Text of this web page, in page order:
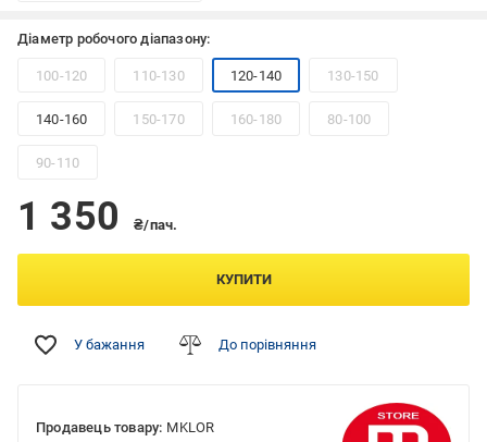
Діаметр робочого діапазону:
100-120 110-130 120-140 130-150
140-160 150-170 160-180 80-100
90-110
1 350 ₴/пач.
КУПИТИ
У бажання До порівняння
Продавець товару: MKLOR